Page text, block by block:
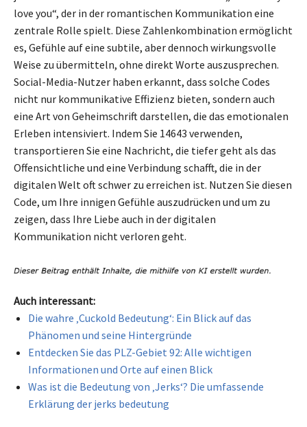
love you“, der in der romantischen Kommunikation eine
zentrale Rolle spielt. Diese Zahlenkombination ermöglicht
es, Gefühle auf eine subtile, aber dennoch wirkungsvolle
Weise zu übermitteln, ohne direkt Worte auszusprechen.
Social-Media-Nutzer haben erkannt, dass solche Codes
nicht nur kommunikative Effizienz bieten, sondern auch
eine Art von Geheimschrift darstellen, die das emotionalen
Erleben intensiviert. Indem Sie 14643 verwenden,
transportieren Sie eine Nachricht, die tiefer geht als das
Offensichtliche und eine Verbindung schafft, die in der
digitalen Welt oft schwer zu erreichen ist. Nutzen Sie diesen
Code, um Ihre innigen Gefühle auszudrücken und um zu
zeigen, dass Ihre Liebe auch in der digitalen
Kommunikation nicht verloren geht.
Auch interessant:
Die wahre ‚Cuckold Bedeutung‘: Ein Blick auf das
Phänomen und seine Hintergründe
Entdecken Sie das PLZ-Gebiet 92: Alle wichtigen
Informationen und Orte auf einen Blick
Was ist die Bedeutung von ‚Jerks‘? Die umfassende
Erklärung der jerks bedeutung